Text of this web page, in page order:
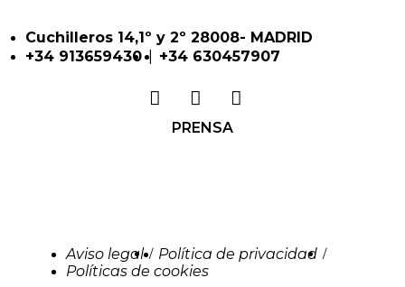
Cuchilleros 14,1º y 2º 28008- MADRID
+34 913659430 | +34 630457907
PRENSA
Aviso legal / Política de privacidad /
Políticas de cookies